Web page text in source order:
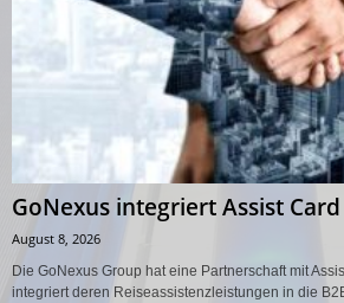
GoNexus integriert Assist
August 8, 2026
Die GoNexus Group hat eine Partnerschaft mit
integriert deren Reiseassistenzleistungen in die